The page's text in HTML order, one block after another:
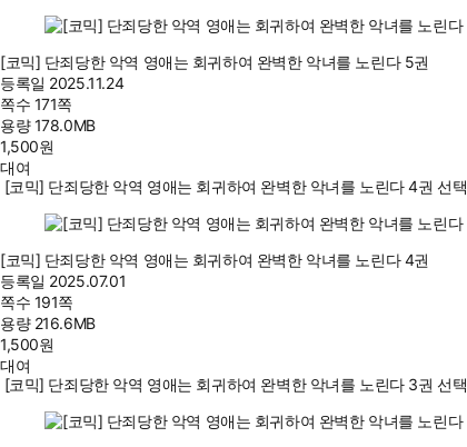
[코믹] 단죄당한 악역 영애는 회귀하여 완벽한 악녀를 노린다 5권
등록일 2025.11.24
쪽수 171쪽
용량178.0MB
1,500원
대여
[코믹] 단죄당한 악역 영애는 회귀하여 완벽한 악녀를 노린다 4권 선택
[코믹] 단죄당한 악역 영애는 회귀하여 완벽한 악녀를 노린다 4권
등록일 2025.07.01
쪽수 191쪽
용량 216.6MB
1,500원
대여
[코믹] 단죄당한 악역 영애는 회귀하여 완벽한 악녀를 노린다 3권 선택